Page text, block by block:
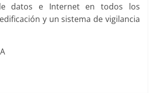
datos e Internet en todos los
y un sistema de vigilancia